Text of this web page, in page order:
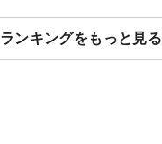
ランキングをもっと見る